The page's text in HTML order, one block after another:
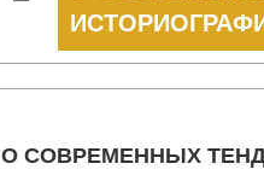
О СОВРЕМЕННЫХ